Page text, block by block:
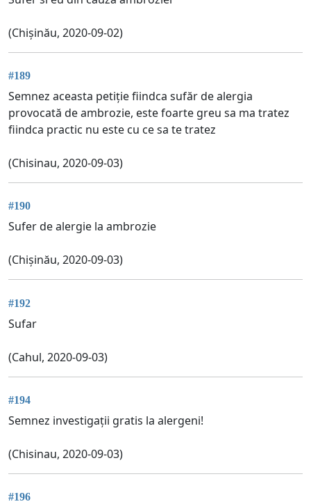
(Chișinău, 2020-09-02)
#189
Semnez aceasta petiție fiindca sufăr de alergia
provocată de ambrozie, este foarte greu sa ma tratez
fiindca practic nu este cu ce sa te tratez
(Chisinau, 2020-09-03)
#190
Sufer de alergie la ambrozie
(Chișinău, 2020-09-03)
#192
Sufar
(Cahul, 2020-09-03)
#194
Semnez investigații gratis la alergeni!
(Chisinau, 2020-09-03)
#196